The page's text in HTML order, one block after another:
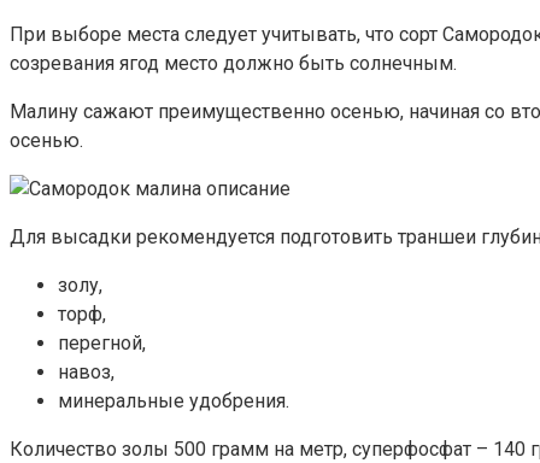
При выборе места следует учитывать, что сорт
созревания ягод место должно быть солнечным.
Малину сажают преимущественно осенью, начиная со
осенью.
Для высадки рекомендуется подготовить траншеи
золу,
торф,
перегной,
навоз,
минеральные удобрения.
Количество золы 500 грамм на метр, суперфосфат – 140